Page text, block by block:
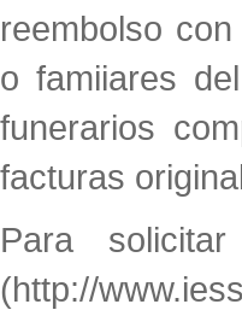
reembolso
o famiiares
funerarios
facturas
Para
(http://